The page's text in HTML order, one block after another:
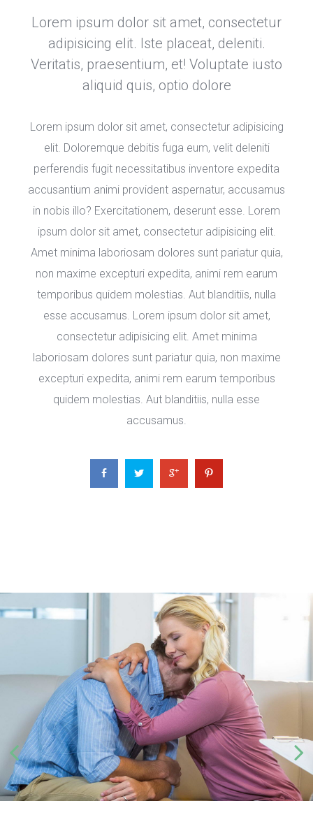
Lorem ipsum dolor sit amet, consectetur
adipisicing elit. Iste placeat, deleniti.
Veritatis, praesentium, et! Voluptate iusto
aliquid quis, optio dolore
Lorem ipsum dolor sit amet, consectetur adipisicing
elit. Doloremque debitis fuga eum, velit deleniti
perferendis fugit necessitatibus inventore expedita
accusantium animi provident aspernatur, accusamus
in nobis illo? Exercitationem, deserunt esse. Lorem
ipsum dolor sit amet, consectetur adipisicing elit.
Amet minima laboriosam dolores sunt pariatur quia,
non maxime excepturi expedita, animi rem earum
temporibus quidem molestias. Aut blanditiis, nulla
esse accusamus. Lorem ipsum dolor sit amet,
consectetur adipisicing elit. Amet minima
laboriosam dolores sunt pariatur quia, non maxime
excepturi expedita, animi rem earum temporibus
quidem molestias. Aut blanditiis, nulla esse
accusamus.